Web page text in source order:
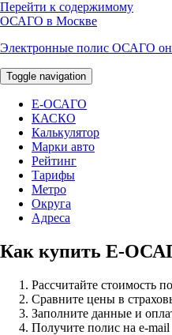
Перейти к содержимому
ОСАГО в Москве
Электронные полис ОСАГО
Toggle navigation
E-ОСАГО
КАСКО
Калькулятор
Марки авто
Рейтинг
Тарифы
Метро
Округа
Адреса
Как купить Е-
Рассчитайте стоимость
Сравните цены в
Заполните данные и
Получите полис на e-mail